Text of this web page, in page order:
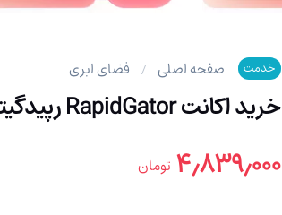
خدمت صفحه اصلی فضای ابری
خرید اکانت RapidGator رپیدگیتور روی ایمیل شما (ارزان)
۴٫۸۳۹٫۰۰۰ تومان